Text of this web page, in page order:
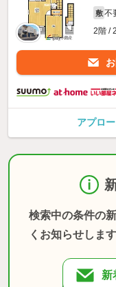
敷 不
2階 /
アプロ
検索中の条件の
くお知らせします
新